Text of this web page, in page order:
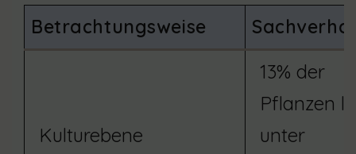
Betrachtungsweise
Kulturebene
13% der
Pflanzen
unter